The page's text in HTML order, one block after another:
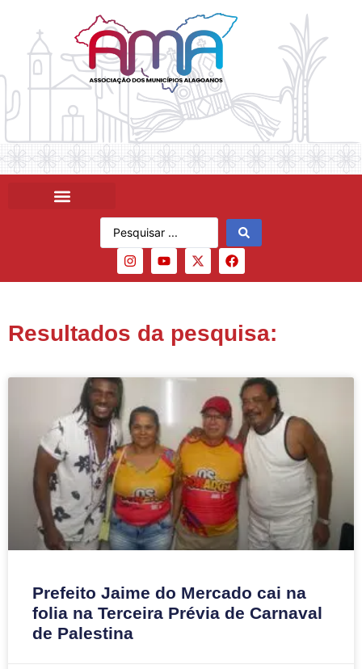
Resultados da pesquisa:
Prefeito Jaime do Mercado cai na
folia na Terceira Prévia de Carnaval
de Palestina